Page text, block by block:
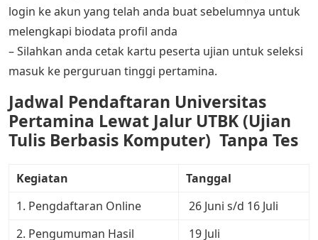
login ke akun yang telah anda buat sebelumnya untuk
melengkapi biodata profil anda
– Silahkan anda cetak kartu peserta ujian untuk seleksi
masuk ke perguruan tinggi pertamina.
Jadwal Pendaftaran Universitas
Pertamina Lewat Jalur UTBK (Ujian
Tulis Berbasis Komputer) Tanpa Tes
Kegiatan
Tanggal
1. Pengdaftaran Online
26 Juni s/d 16 Juli
2. Pengumuman Hasil
19 Juli